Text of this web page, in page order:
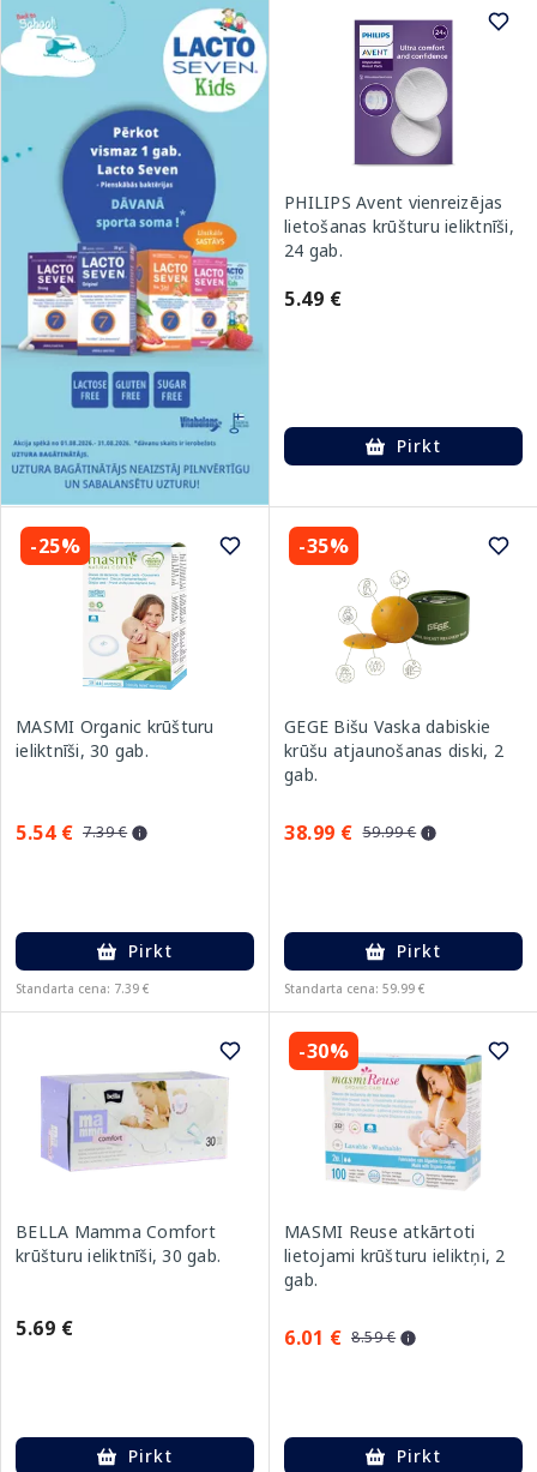
PHILIPS Avent vienreizējas
lietošanas krūšturu ieliktnīši,
24 gab.
5.49 €
Pirkt
-25%
MASMI Organic krūšturu
ieliktnīši, 30 gab.
5.54 € 7.39 €
Pirkt
Standarta cena: 7.39 €
-35%
GEGE Bišu Vaska dabiskie
krūšu atjaunošanas diski, 2
gab.
38.99 € 59.99 €
Pirkt
Standarta cena: 59.99 €
BELLA Mamma Comfort
krūšturu ieliktnīši, 30 gab.
5.69 €
Pirkt
-30%
MASMI Reuse atkārtoti
lietojami krūšturu ieliktņi, 2
gab.
6.01 € 8.59 €
Pirkt